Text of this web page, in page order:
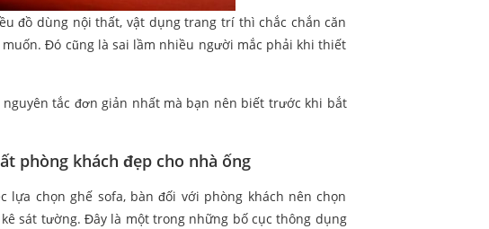
đồ dùng nội thất, vật dụng trang trí thì chắc chắn căn
Đó cũng là sai lầm nhiều người mắc phải khi thiết
tắc đơn giản nhất mà bạn nên biết trước khi bắt
phòng khách đẹp cho nhà ống
chọn ghế sofa, bàn đối với phòng khách nên chọn
sát tường. Đây là một trong những bố cục thông dụng